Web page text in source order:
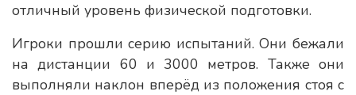
отличный уровень физической подготовки.
Игроки прошли серию испытаний. Они бежали
на дистанции 60 и 3000 метров. Также они
выполняли наклон вперёд из положения стоя с